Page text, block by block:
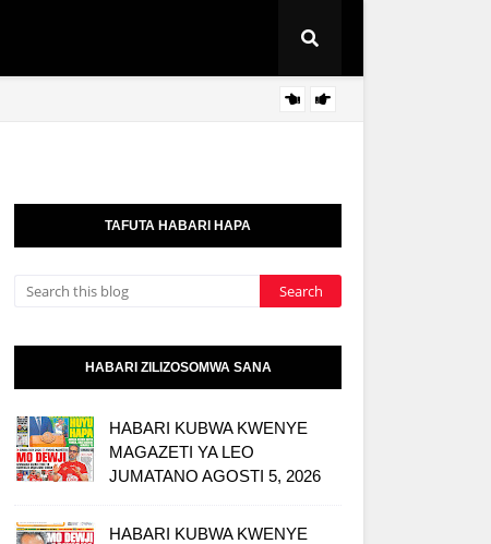
TAFUTA HABARI HAPA
HABARI ZILIZOSOMWA SANA
HABARI KUBWA KWENYE
MAGAZETI YA LEO
JUMATANO AGOSTI 5, 2026
HABARI KUBWA KWENYE